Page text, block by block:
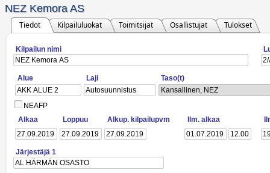
NEZ Kemora AS
Tiedot Kilpailuluokat Toimitsijat Osallistujat Tulokset
Kilpailun nimi
Alue Laji
Taso(t)
Kansallinen, NEZ
NEAFP
Alkaa
Loppuu Alkup. kilpailupvm Ilm. alkaa
Järjestäjä 1